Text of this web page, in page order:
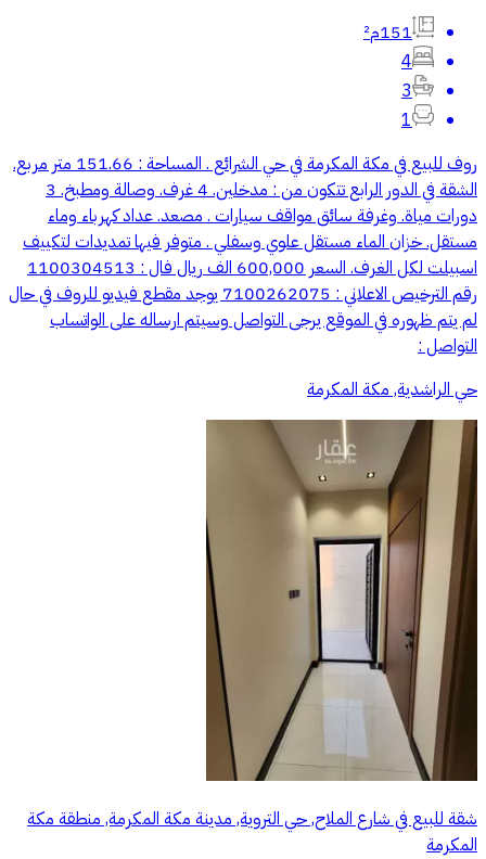
151م²
4
3
1
روف للبيع في مكة المكرمة في حي الشرائع . المساحة : 151.66 متر مربع.
الشقة في الدور الرابع تتكون من : مدخلين. 4 غرف. وصالة ومطبخ. 3
دورات مياة. وغرفة سائق مواقف سيارات . مصعد. عداد كهرباء وماء
مستقل. خزان الماء مستقل علوي وسفلي . متوفر فيها تمديدات لتكييف
اسبيلت لكل الغرف. السعر 600,000 الف ريال فال : 1100304513
رقم الترخيص الاعلاني : 7100262075 يوجد مقطع فيديو للروف في حال
لم يتم ظهوره في الموقع يرجى التواصل وسيتم ارساله على الواتساب
التواصل :
حي الراشدية, مكة المكرمة
شقة للبيع في شارع الملاح, حي التروية, مدينة مكة المكرمة, منطقة مكة
المكرمة